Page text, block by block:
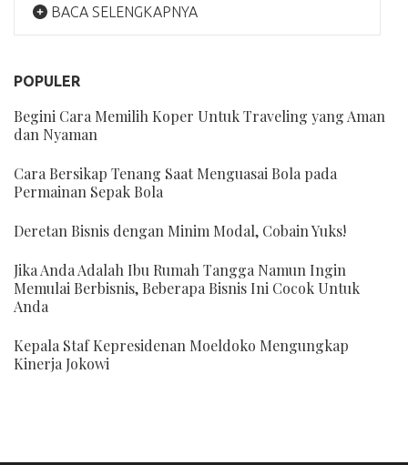
BACA SELENGKAPNYA
POPULER
Begini Cara Memilih Koper Untuk Traveling yang Aman
dan Nyaman
Cara Bersikap Tenang Saat Menguasai Bola pada
Permainan Sepak Bola
Deretan Bisnis dengan Minim Modal, Cobain Yuks!
Jika Anda Adalah Ibu Rumah Tangga Namun Ingin
Memulai Berbisnis, Beberapa Bisnis Ini Cocok Untuk
Anda
Kepala Staf Kepresidenan Moeldoko Mengungkap
Kinerja Jokowi